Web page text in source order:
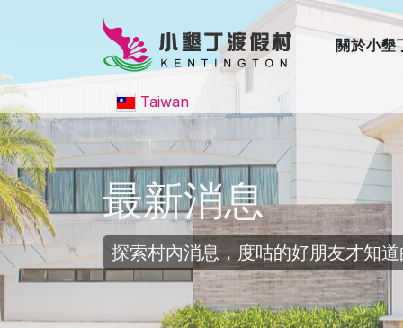
Taiwan
關於小墾
最新消息
探索村內消息，度咕的好朋友才知